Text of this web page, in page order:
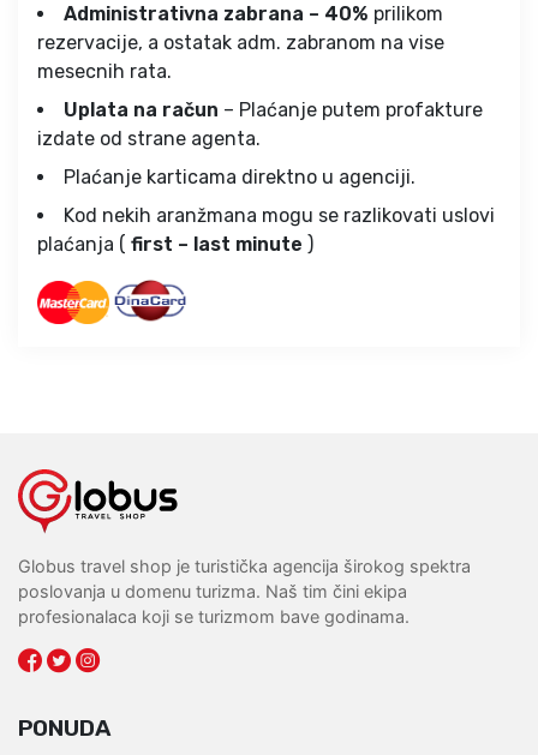
Administrativna zabrana – 40% prilikom
rezervacije, a ostatak adm. zabranom na vise
mesecnih rata.
Uplata na račun – Plaćanje putem profakture
izdate od strane agenta.
Plaćanje karticama direktno u agenciji.
Kod nekih aranžmana mogu se razlikovati uslovi
plaćanja ( first – last minute )
Globus travel shop je turistička agencija širokog spektra
poslovanja u domenu turizma. Naš tim čini ekipa
profesionalaca koji se turizmom bave godinama.
PONUDA